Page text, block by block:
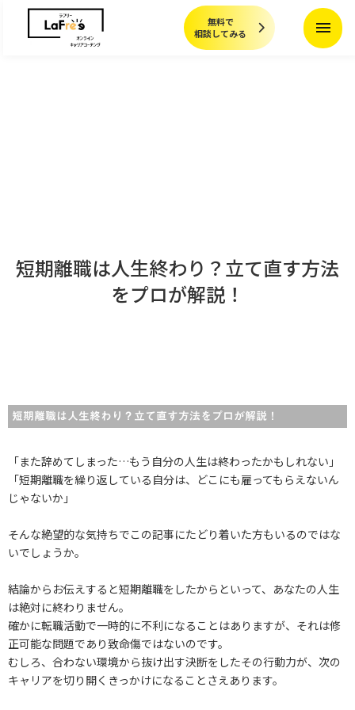
無料で
相談してみる
menu
短期離職は人生終わり？立て直す方法
をプロが解説！
短期離職は人生終わり？立て直す方法をプロが解説！
「また辞めてしまった…もう自分の人生は終わったかもしれない」
「短期離職を繰り返している自分は、どこにも雇ってもらえないん
じゃないか」
そんな絶望的な気持ちでこの記事にたどり着いた方もいるのではな
いでしょうか。
結論からお伝えすると短期離職をしたからといって、あなたの人生
は絶対に終わりません。
確かに転職活動で一時的に不利になることはありますが、それは修
正可能な問題であり致命傷ではないのです。
むしろ、合わない環境から抜け出す決断をしたその行動力が、次の
キャリアを切り開くきっかけになることさえあります。